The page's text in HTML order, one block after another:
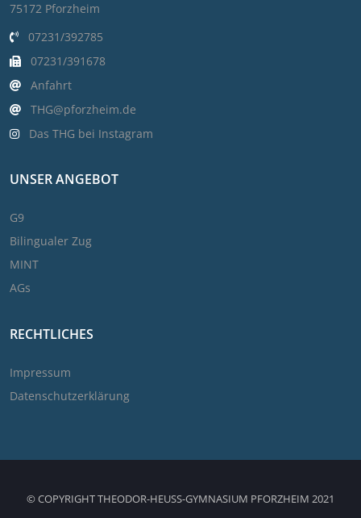
75172 Pforzheim
07231/392785
07231/391678
Anfahrt
THG@pforzheim.de
Das THG bei Instagram
UNSER ANGEBOT
G9
Bilingualer Zug
MINT
AGs
RECHTLICHES
Impressum
Datenschutzerklärung
© COPYRIGHT THEODOR-HEUSS-GYMNASIUM PFORZHEIM 2021